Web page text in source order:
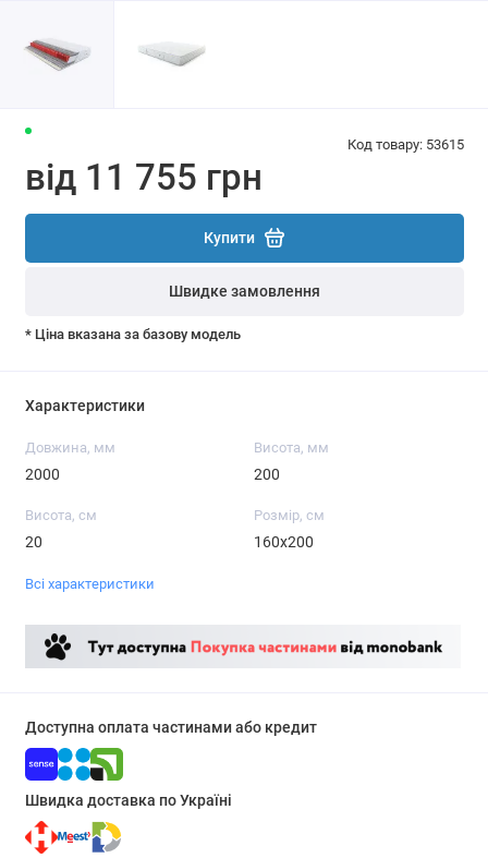
Код товару: 53615
від 11 755 грн
Купити
Швидке замовлення
* Ціна вказана за базову модель
Характеристики
Довжина, мм
2000
Висота, мм
200
Висота, см
20
Розмір, см
160x200
Всі характеристики
Доступна оплата частинами або кредит
Швидка доставка по Україні